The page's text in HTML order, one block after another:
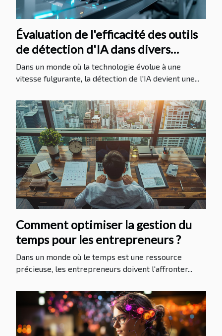
Évaluation de l'efficacité des outils
de détection d'IA dans divers
secteurs
Dans un monde où la technologie évolue à une
vitesse fulgurante, la détection de l'IA devient une...
Comment optimiser la gestion du
temps pour les entrepreneurs ?
Dans un monde où le temps est une ressource
précieuse, les entrepreneurs doivent l'affronter...